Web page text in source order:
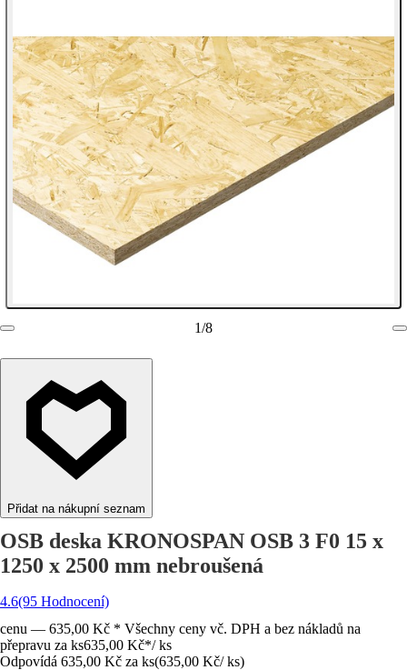
1/8
Přidat na nákupní seznam
OSB deska KRONOSPAN OSB 3 F0 15 x
1250 x 2500 mm nebroušená
4.6(95 Hodnocení)
cenu — 635,00 Kč * Všechny ceny vč. DPH a bez nákladů na
přepravu za ks635,00 Kč*/ ks
Odpovídá 635,00 Kč za ks(635,00 Kč/ ks)